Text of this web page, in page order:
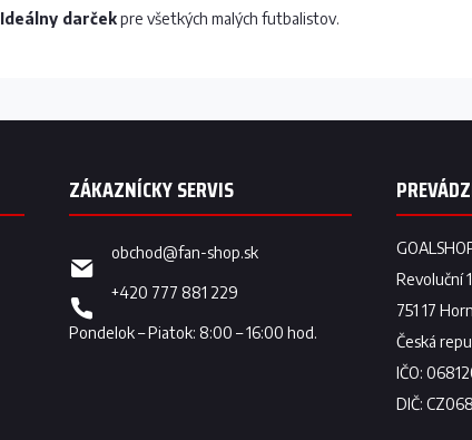
Ideálny darčekpre všetkých malých futbalistov.
obchod@fan-shop.sk
+420 777 881 229